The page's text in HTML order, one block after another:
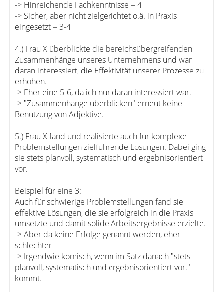
-> Hinreichende Fachkenntnisse = 4
-> Sicher, aber nicht zielgerichtet o.ä. in Praxis
eingesetzt = 3-4
4.) Frau X überblickte die bereichsübergreifenden
Zusammenhänge unseres Unternehmens und war
daran interessiert, die Effektivität unserer Prozesse zu
erhöhen.
-> Eher eine 5-6, da ich nur daran interessiert war.
-> "Zusammenhänge überblicken" erneut keine
Benutzung von Adjektive.
5.) Frau X fand und realisierte auch für komplexe
Problemstellungen zielführende Lösungen. Dabei ging
sie stets planvoll, systematisch und ergebnisorientiert
vor.
Beispiel für eine 3:
Auch für schwierige Problemstellungen fand sie
effektive Lösungen, die sie erfolgreich in die Praxis
umsetzte und damit solide Arbeitsergebnisse erzielte.
-> Aber da keine Erfolge genannt werden, eher
schlechter
-> Irgendwie komisch, wenn im Satz danach "stets
planvoll, systematisch und ergebnisorientiert vor."
kommt.